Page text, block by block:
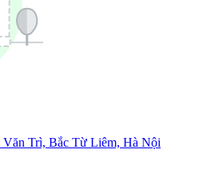
Văn Trì, Bắc Từ Liêm, Hà Nội